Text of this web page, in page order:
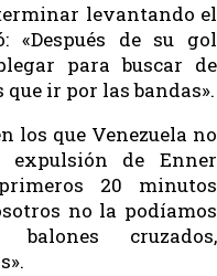
levantando el
«Después de su gol
para buscar de
ir por las bandas».
los que Venezuela no
de Enner
20 minutos
no la podíamos
cruzados,